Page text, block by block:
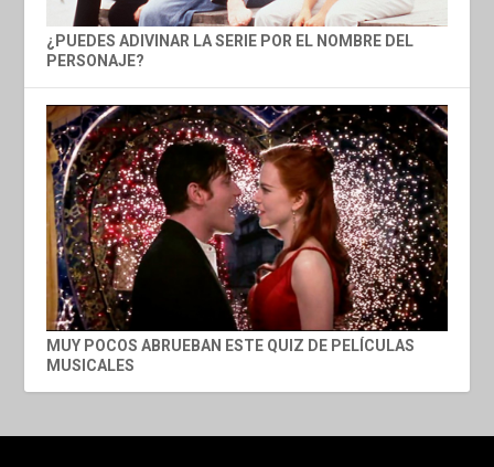
¿PUEDES ADIVINAR LA SERIE POR EL NOMBRE DEL
PERSONAJE?
MUY POCOS ABRUEBAN ESTE QUIZ DE PELÍCULAS
MUSICALES